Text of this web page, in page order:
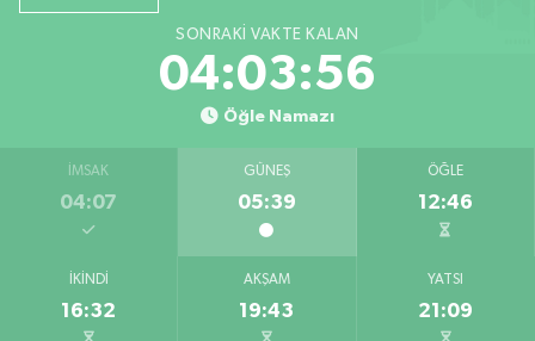
SONRAKI VAKTE KALAN
04:03:55
Öğle Namazı
İMSAK
04:07
GÜNEŞ
05:39
ÖĞLE
12:46
İKINDI
16:32
AKŞAM
19:43
YATSI
21:09